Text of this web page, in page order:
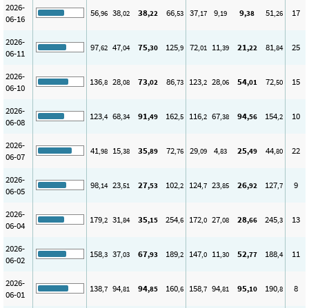
2026-
06-16
56,96 38,02 38,22 66,53 37,17 9,19 9,38 51,26 17
2026-
06-11
97,62 47,04 75,30 125,9 72,01 11,39 21,22 81,84 25
2026-
06-10
136,8 28,08 73,02 86,73 123,2 28,06 54,01 72,50 15
2026-
06-08
123,4 68,34 91,49 162,5 116,2 67,38 94,56 154,2 10
2026-
06-07
41,98 15,38 35,89 72,76 29,09 4,83 25,49 44,80 22
2026-
06-05
98,14 23,51 27,53 102,2 124,7 23,85 26,92 127,7 9
2026-
06-04
179,2 31,84 35,15 254,6 172,0 27,08 28,66 245,3 13
2026-
06-02
158,3 37,03 67,93 189,2 147,0 11,30 52,77 188,4 11
2026-
06-01
138,7 94,81 94,85 160,6 158,7 94,81 95,10 190,8 8